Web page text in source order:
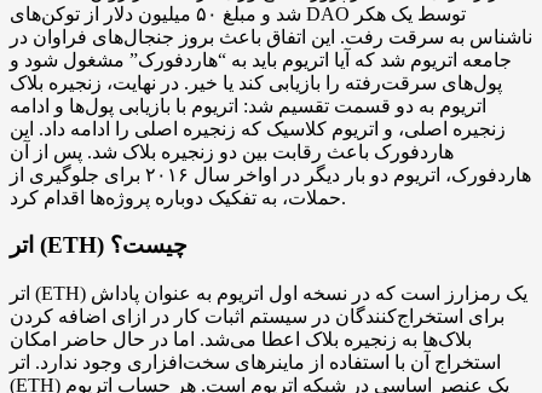
شد و مبلغ ۵۰ میلیون دلار از توکن‌های DAO توسط یک هکر
ناشناس به سرقت رفت. این اتفاق باعث بروز جنجال‌های فراوان در
جامعه اتریوم شد که آیا اتریوم باید به “هاردفورک” مشغول شود و
پول‌های سرقت‌رفته را بازیابی کند یا خیر. در نهایت، زنجیره بلاک
اتریوم به دو قسمت تقسیم شد: اتریوم با بازیابی پول‌ها و ادامه
زنجیره اصلی، و اتریوم کلاسیک که زنجیره اصلی را ادامه داد. این
هاردفورک باعث رقابت بین دو زنجیره بلاک شد. پس از آن
هاردفورک، اتریوم دو بار دیگر در اواخر سال ۲۰۱۶ برای جلوگیری از
حملات، به تفکیک دوباره پروژه‌ها اقدام کرد.
اتر (ETH) چیست؟
اتر (ETH) یک رمزارز است که در نسخه اول اتریوم به عنوان پاداش
برای استخراج‌کنندگان در سیستم اثبات کار در ازای اضافه کردن
بلاک‌ها به زنجیره بلاک اعطا می‌شد. اما در حال حاضر امکان
استخراج آن با استفاده از ماینرهای سخت‌افزاری وجود ندارد. اتر
(ETH) یک عنصر اساسی در شبکه اتریوم است. هر حساب اتریوم